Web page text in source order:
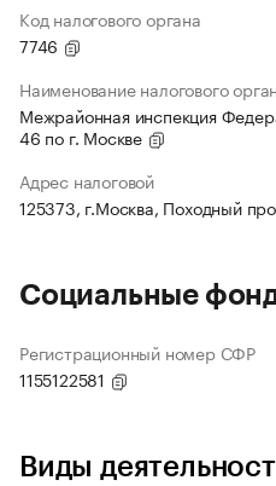
Код налогового органа
7746
Наименование налогового
Межрайонная инспекция
46 по г. Москве
Адрес налоговой
125373, г.Москва, Походный
Социальные
Регистрационный номер СФР
1155122581
Виды